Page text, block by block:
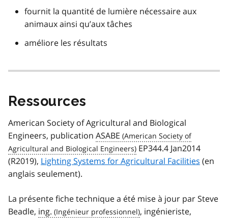
fournit la quantité de lumière nécessaire aux
animaux ainsi qu’aux tâches
améliore les résultats
Ressources
American Society of Agricultural and Biological
Engineers, publication ASABE
EP344.4 Jan2014
(R2019), Lighting Systems for Agricultural Facilities (en
anglais seulement).
La présente fiche technique a été mise à jour par Steve
Beadle, ing.
, ingénieriste,